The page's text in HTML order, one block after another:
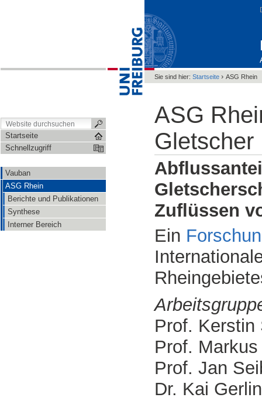
Startseite
Schnellzugriff
Vauban
ASG Rhein
Berichte und Publikationen
Synthese
Interner Bereich
Sie sind hier: Startseite › ASG Rhein
ASG
Gletscher
Zuflüssen
Ein
Prof. Kerstin
Prof.
Prof. Jan
Dr. Kai